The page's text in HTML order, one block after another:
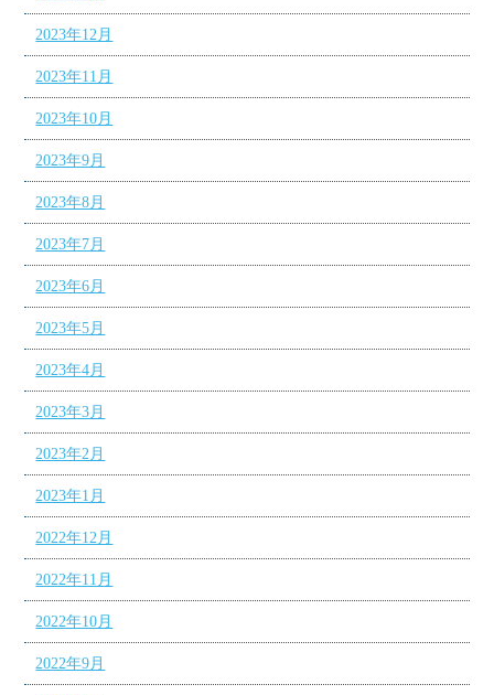
2023年12月
2023年11月
2023年10月
2023年9月
2023年8月
2023年7月
2023年6月
2023年5月
2023年4月
2023年3月
2023年2月
2023年1月
2022年12月
2022年11月
2022年10月
2022年9月